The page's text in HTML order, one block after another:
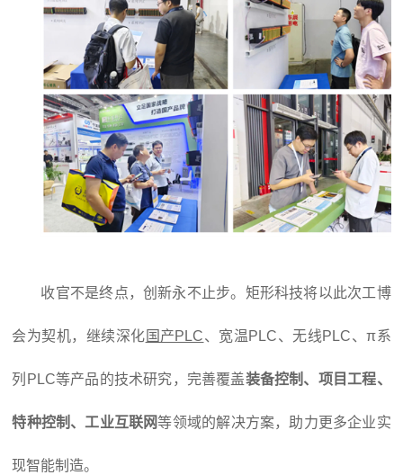
收官不是终点，创新永不止步。矩形科技将以此次工博
会为契机，继续深化 国产PLC、宽温PLC、无线PLC、π系
列PLC等产品的技术研究，完善覆盖装备控制、项目工程、
特种控制、工业互联网等领域的解决方案，助力更多企业实
现智能制造。